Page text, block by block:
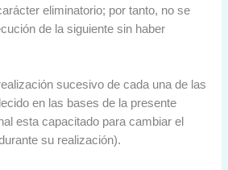
eliminatorio; por tanto, no se
de la siguiente sin haber
sucesivo de cada una de las
en las bases de la presente
esta capacitado para cambiar el
su realización).